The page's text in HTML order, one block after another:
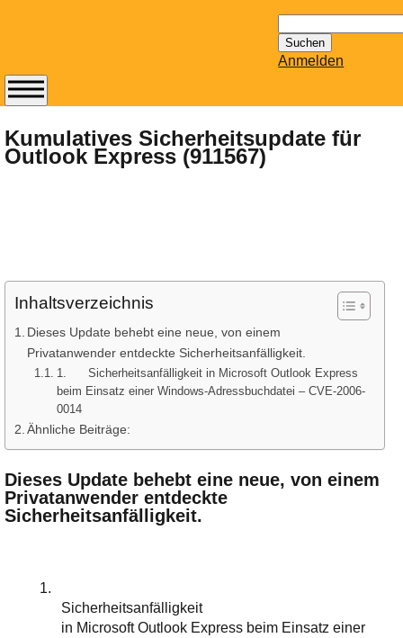
nach:
Anmelden
Kumulatives Sicherheitsupdate für
Outlook Express (911567)
Inhaltsverzeichnis
Dieses Update behebt eine neue, von einem
Privatanwender entdeckte Sicherheitsanfälligkeit.
1. Sicherheitsanfälligkeit in Microsoft Outlook Express
beim Einsatz einer Windows-Adressbuchdatei – CVE-2006-
0014
Ähnliche Beiträge:
Dieses Update behebt eine neue, von einem
Privatanwender entdeckte
Sicherheitsanfälligkeit.
1.
Sicherheitsanfälligkeit
in Microsoft Outlook Express beim Einsatz einer
Abonnieren Sie den
14-tägig
erscheinenden
Newsletter von
Email für Sie
bereithält!
GMail, Thunderbird
oder auch
KuNoMail, usw.
Ihre E-Mail
Adresse:
E-Mail bestätigen